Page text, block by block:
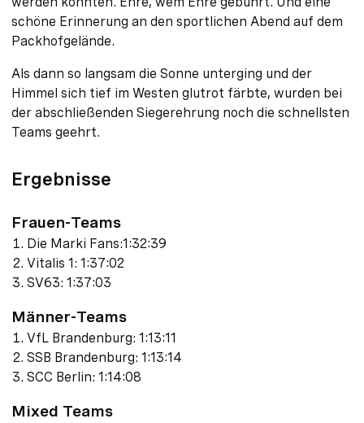
schöne Erinnerung an den sportlichen Abend auf dem
Packhofgelände.
Als dann so langsam die Sonne unterging und der
Himmel sich tief im Westen glutrot färbte, wurden bei
der abschließenden Siegerehrung noch die schnellsten
Teams geehrt.
Ergebnisse
Frauen-Teams
Die Marki Fans:1:32:39
Vitalis 1: 1:37:02
SV63: 1:37:03
Männer-Teams
VfL Brandenburg: 1:13:11
SSB Brandenburg: 1:13:14
SCC Berlin: 1:14:08
Mixed Teams